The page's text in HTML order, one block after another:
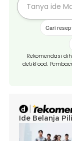
Cari resep
Rekomendasi
detikFood.